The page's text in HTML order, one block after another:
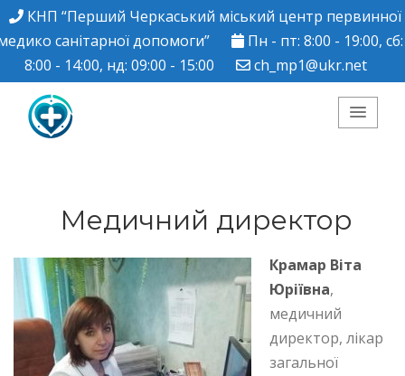
КНП “Перший Черкаський міський центр первинної
санітарної допомоги”
Пн - пт: 8:00 - 19:00, сб:
8:00 - 14:00, нд: 09:00 - 15:00
ch_mp1@ukr.net
Черкаський міський
центр ПМСД"
Медичний директор
Крамар Віта
Юріївна,
медичний
директор, лікар
загальної